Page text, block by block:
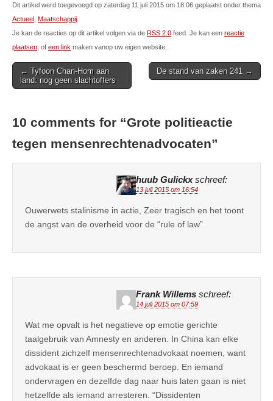
Dit artikel werd toegevoegd op zaterdag 11 juli 2015 om 18:06 geplaatst onder thema
Actueel Maatschappij
Je kan de reacties op dit artikel volgen via de RSS 2.0 feed. Je kan een reactie
plaatsen , of een link maken vanop uw eigen website.
Post
navigation
← Tyfoon Chan-Hom aan
land: nog geen slachtoffers
De stand van zaken 241 →
10 comments for “Grote politieactie
tegen mensenrechtenadvocaten”
huub Gulickx schreef:
13 juli 2015 om 16:54
Ouwerwets stalinisme in actie, Zeer tragisch en het toont
de angst van de overheid voor de “rule of law”
Frank Willems schreef:
14 juli 2015 om 07:59
Wat me opvalt is het negatieve op emotie gerichte
taalgebruik van Amnesty en anderen. In China kan elke
dissident zichzelf mensenrechtenadvokaat noemen, want
advokaat is er geen beschermd beroep. En iemand
ondervragen en dezelfde dag naar huis laten gaan is niet
hetzelfde als iemand arresteren. “Dissidenten